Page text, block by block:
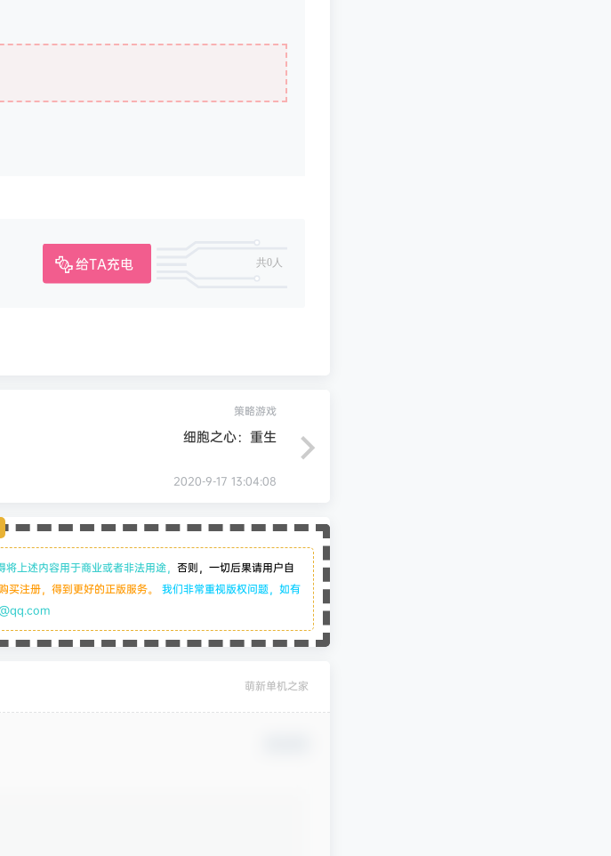
给TA充电 共0人
策略游戏
细胞之心：重生
2020-9-17 13:04:08
将上述内容用于商业或者非法用途， 否则，一切后果请用户自
买注册，得到更好的正版服务。 我们非常重视版权问题，如有
萌新单机之家